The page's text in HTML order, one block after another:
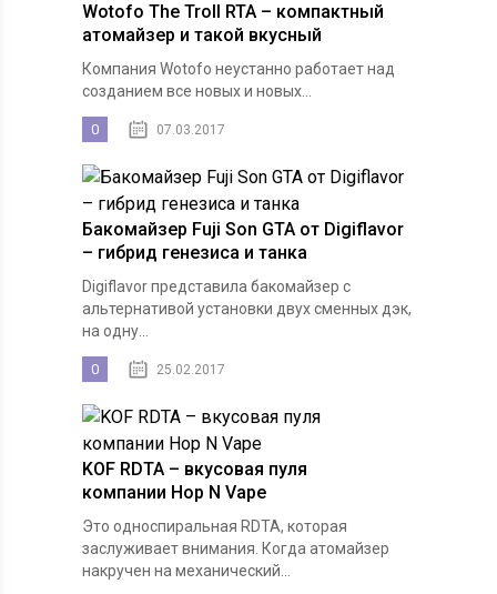
Wotofo The Troll RTA – компактный
атомайзер и такой вкусный
Компания Wotofo неустанно работает над
созданием все новых и новых...
0 07.03.2017
Бакомайзер Fuji Son GTA от Digiflavor
– гибрид генезиса и танка
Digiflavor представила бакомайзер с
альтернативой установки двух сменных дэк,
на одну...
0 25.02.2017
KOF RDTA – вкусовая пуля
компании Hop N Vape
Это односпиральная RDTA, которая
заслуживает внимания. Когда атомайзер
накручен на механический...